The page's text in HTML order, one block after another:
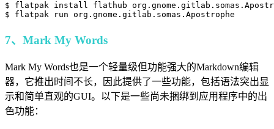
$ flatpak install flathub
$ flatpak run org.gnome.gitlab.somas.Apostrophe
7、Mark My Words
Mark My Words也是一个轻量级但功能强大的Markdown编辑
器，它推出时间不长，因此提供了一些功能，包括语法突出显
示和简单直观的GUI。以下是一些尚未捆绑到应用程序中的出
色功能：